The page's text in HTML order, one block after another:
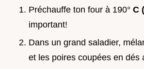
Préchauffe ton four à 190° C (
important!
Dans un grand saladier,
et les poires coupées en dés